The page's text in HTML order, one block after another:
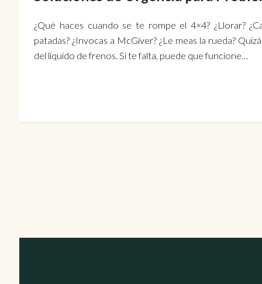
¿Qué haces cuando se te rompe el 4×4? ¿Llorar?
patadas? ¿Invocas a McGiver? ¿Le meas la rueda?
del líquido de frenos. Si te falta, puede que funcione…